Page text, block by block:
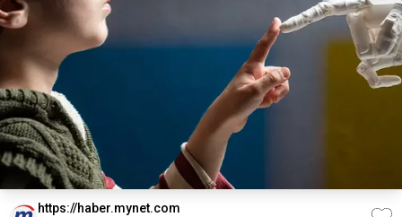
https://haber.mynet.com